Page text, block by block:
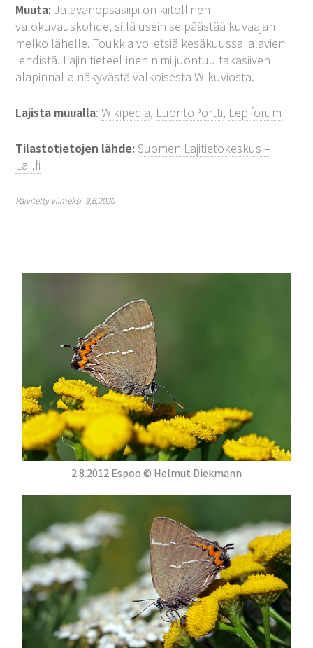
Muuta: Jalavanopsasiipi on kiitollinen
valokuvauskohde, sillä usein se päästää kuvaajan
melko lähelle. Toukkia voi etsiä kesäkuussa jalavien
lehdistä. Lajin tieteellinen nimi juontuu takasiiven
alapinnalla näkyvästä valkoisesta W-kuviosta.
Lajista muualla:Wikipedia, LuontoPortti, Lepiforum
Tilastotietojen lähde:Suomen Lajitietokeskus –
Laji.fi
Päivitetty viimeksi: 9.6.2020
2.8.2012 Espoo © Helmut Diekmann